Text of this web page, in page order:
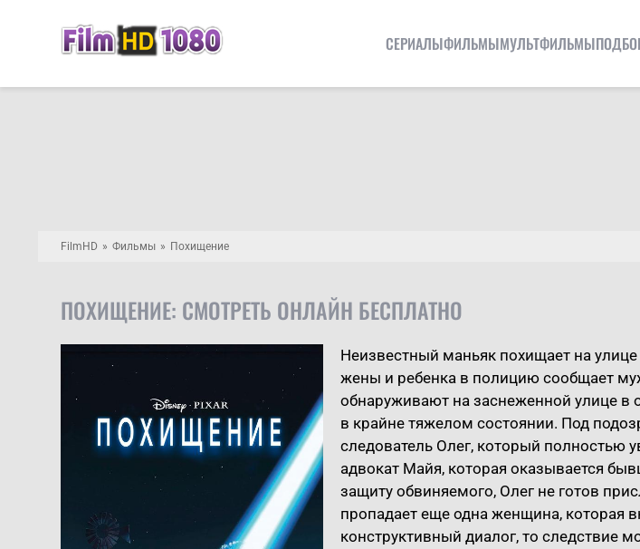
СЕРИАЛЫФИЛЬМЫМУЛЬТФИЛЬМЫ
FilmHD Фильмы Похищение
ПОХИЩЕНИЕ: СМОТРЕТЬ ОНЛАЙН БЕСПЛАТНО
Неизвестный маньяк похищает на
жены и ребенка в полицию сообщает
обнаруживают на заснеженной улице в
в крайне тяжелом состоянии. Под
следователь Олег, который полностью
адвокат Майя, которая оказывается
защиту обвиняемого, Олег не готов
пропадает еще одна женщина, которая
конструктивный диалог, то следствие